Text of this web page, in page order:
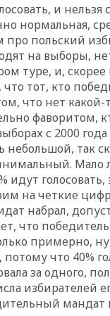
и нельзя
нормальная,
про польский
на выборы, нет
туре, и, скорее
тот, кто
что нет какой-
фаворитом,
с 2000
небольшой, так
идут голосовать,
на четкие
набрал,
что
примерно,
что 40%
за одного,
избирателей
мандат